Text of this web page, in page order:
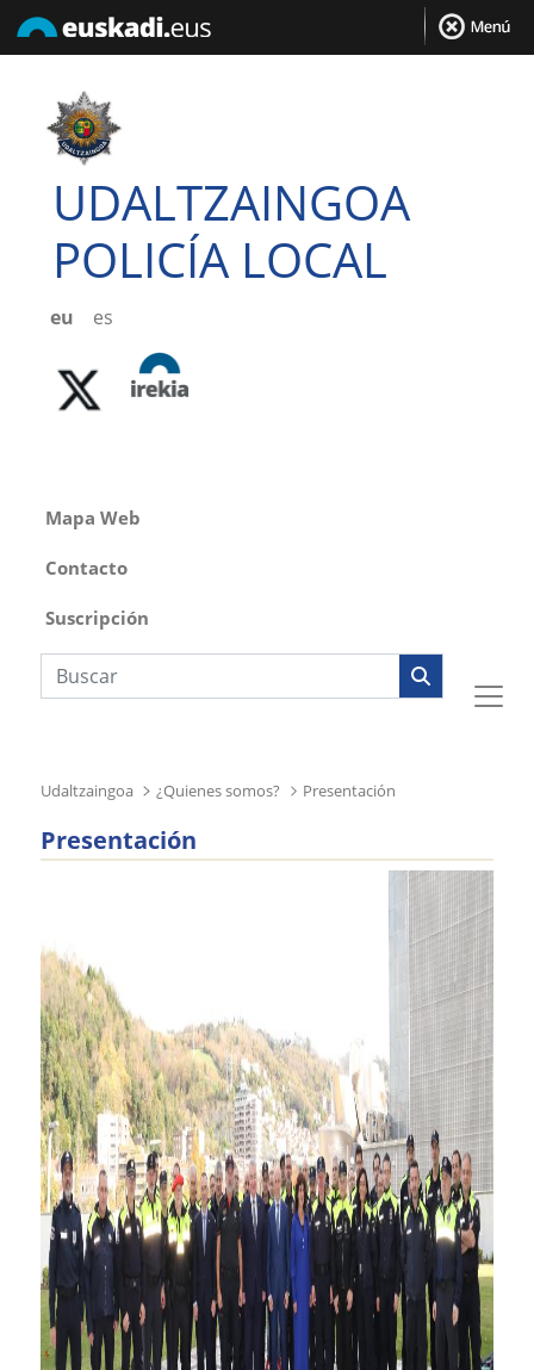
UDALTZAINGOA
POLICÍA LOCAL
eu es
Mapa Web
Contacto
Suscripción
Búsqueda web
Udaltzaingoa ¿Quienes somos? Presentación
Presentación